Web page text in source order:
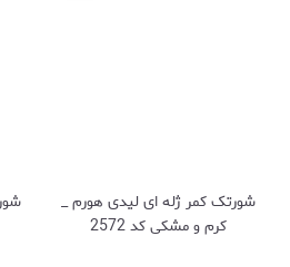
شورتک کمر ژله ای لیدی هورم _
کرم و مشکی کد 2572